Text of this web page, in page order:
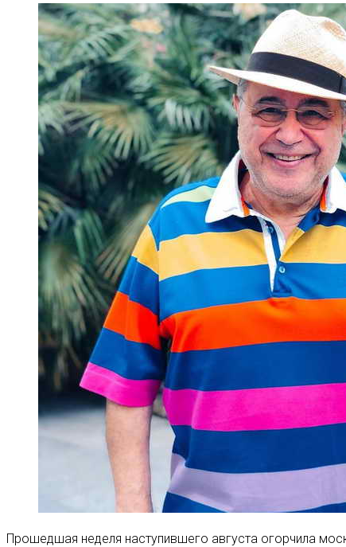
Прошедшая неделя наступившего августа огорчила